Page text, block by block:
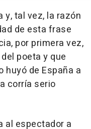
y, tal vez, la razón
de esta frase
por primera vez,
poeta y que
huyó de España a
corría serio
al espectador a